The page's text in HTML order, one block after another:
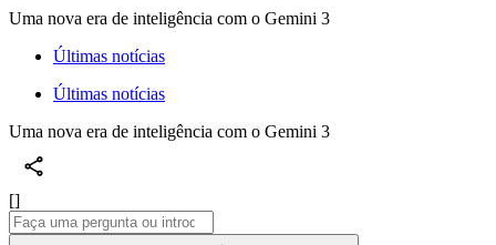
Uma nova era de inteligência com o Gemini 3
Últimas notícias
Últimas notícias
Uma nova era de inteligência com o Gemini 3
[]